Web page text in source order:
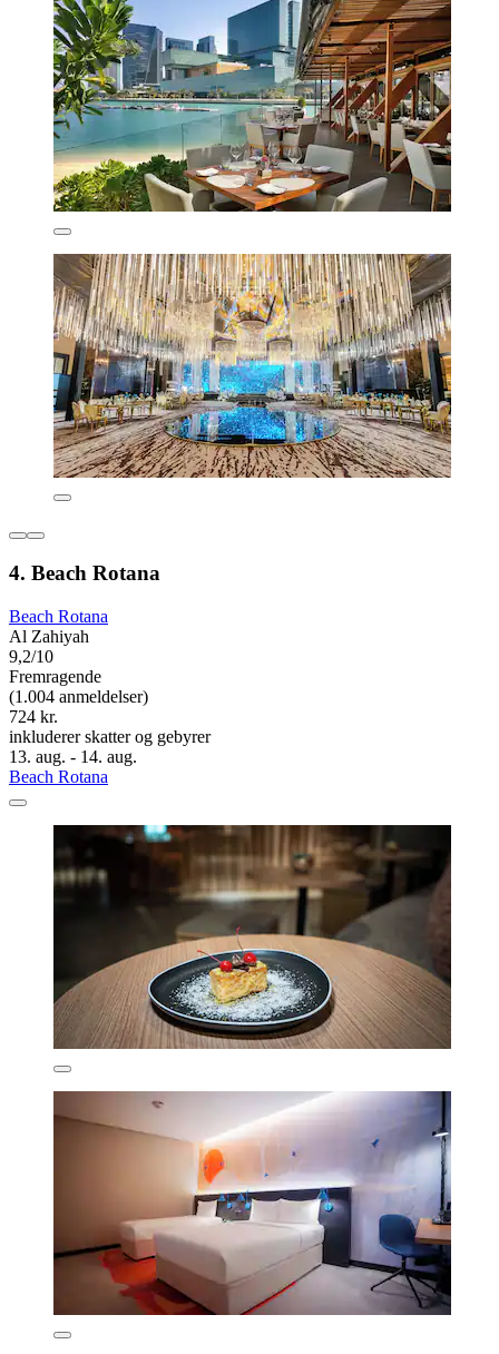
4. Beach Rotana
Beach Rotana
Al Zahiyah
9,2/10
Fremragende
(1.004 anmeldelser)
724 kr.
inkluderer skatter og gebyrer
13. aug. - 14. aug.
Beach Rotana